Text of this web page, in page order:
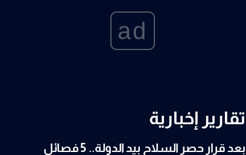
ad
تقارير إخبارية
بعد قرار حصر السلاح بيد الدولة.. 5 فصائل